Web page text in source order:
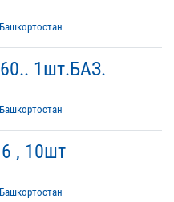
Башкортостан
1шт.БАЗ.
Башкортостан
, 10шт
Башкортостан